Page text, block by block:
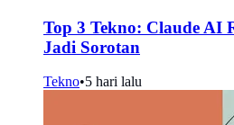
Top 3 Tekno: Claude AI
Jadi Sorotan
Tekno•5 hari lalu